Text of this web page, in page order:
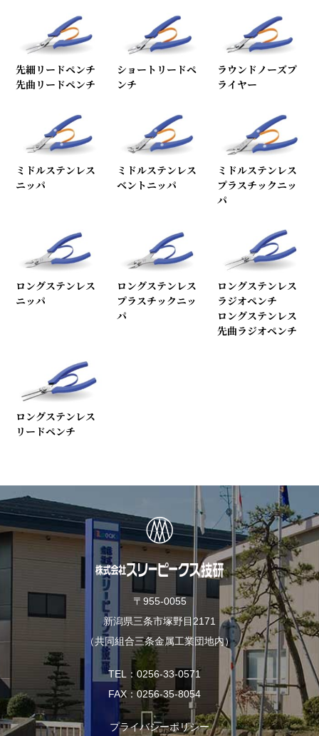
先細リードペンチ
先曲リードペンチ
ショートリードペ
ンチ
ラウンドノーズプ
ライヤー
ミドルステンレス
ニッパ
ミドルステンレス
ベントニッパ
ミドルステンレス
プラスチックニッ
パ
ロングステンレス
ニッパ
ロングステンレス
プラスチックニッ
パ
ロングステンレス
ラジオペンチ
ロングステンレス
先曲ラジオペンチ
ロングステンレス
リードペンチ
〒955-0055
新潟県三条市塚野目2171
（共同組合三条金属工業団地内）
TEL
0256-33-0571
FAX
0256-35-8054
プライバシーポリシー